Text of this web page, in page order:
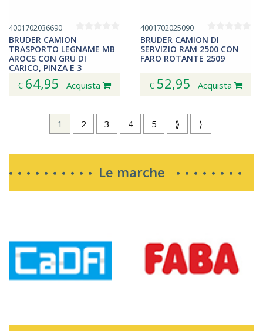
4001702036690
BRUDER CAMION
TRASPORTO LEGNAME MB
AROCS CON GRU DI
CARICO, PINZA E 3
TRONCHI D'ALBERO 3669
€ 64,95 Acquista
4001702025090
BRUDER CAMION DI
SERVIZIO RAM 2500 CON
FARO ROTANTE 2509
€ 52,95 Acquista
1 2 3 4 5 ⟫ ⟩
Le marche